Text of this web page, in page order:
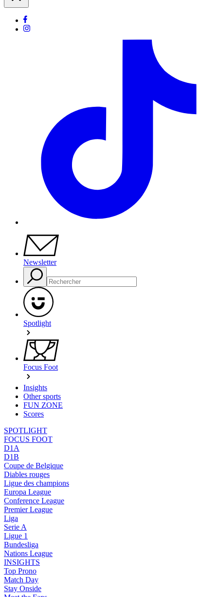
Newsletter
Spotlight
Focus Foot
Insights
Other sports
FUN ZONE
Scores
SPOTLIGHT
FOCUS FOOT
D1A
D1B
Coupe de Belgique
Diables rouges
Ligue des champions
Europa League
Conference League
Premier League
Liga
Serie A
Ligue 1
Bundesliga
Nations League
INSIGHTS
Top Prono
Match Day
Stay Onside